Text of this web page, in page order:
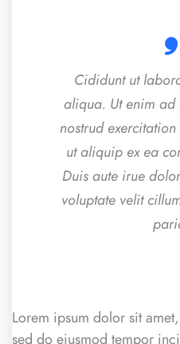
Cididunt ut
aliqua. Ut enim
nostrud
ut aliquip ex ea
Duis aute irue
voluptate velit
Lorem ipsum dolor sit
sed do eiusmod tempor